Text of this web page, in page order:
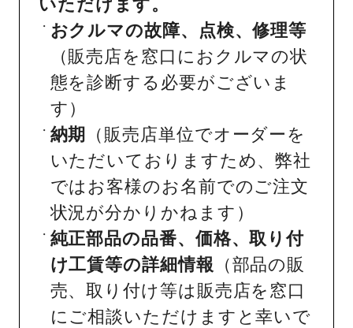
いただけます。
おクルマの故障、点検、修理等
（販売店を窓口におクルマの状
態を診断する必要がございま
す）
納期
（販売店単位でオーダーを
いただいておりますため、弊社
ではお客様のお名前でのご注文
状況が分かりかねます）
純正部品の品番、価格、取り付
け工賃等の詳細情報 （部品の販
売、取り付け等は販売店を窓口
にご相談いただけますと幸いで